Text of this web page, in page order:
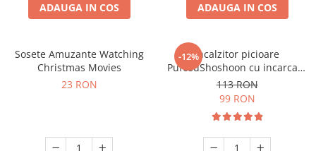
ADAUGA IN COS ADAUGA IN COS
Sosete Amuzante Watching
Christmas Movies
23 RON
-12%Incalzitor picioare
PufosuShoshoon cu incarcare
USB
113 RON
99 RON